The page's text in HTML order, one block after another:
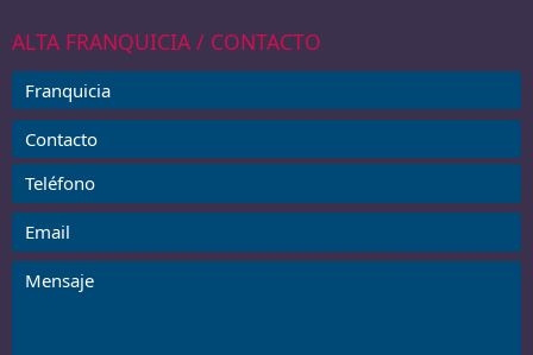
ALTA FRANQUICIA / CONTACTO